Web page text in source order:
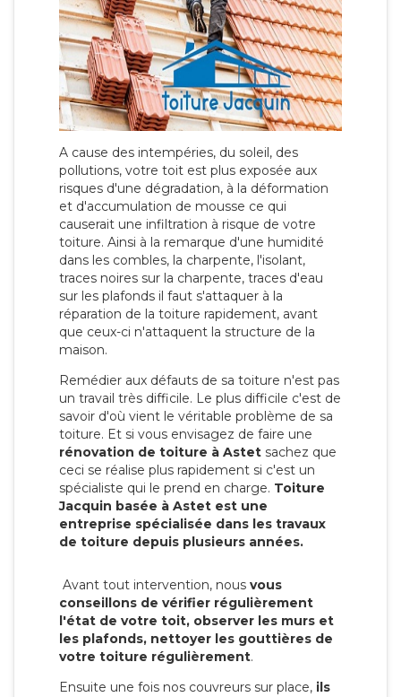
A cause des intempéries, du soleil, des
pollutions, votre toit est plus exposée aux
risques d'une dégradation, à la déformation
et d'accumulation de mousse ce qui
causerait une infiltration à risque de votre
toiture. Ainsi à la remarque d'une humidité
dans les combles, la charpente, l'isolant,
traces noires sur la charpente, traces d'eau
sur les plafonds il faut s'attaquer à la
réparation de la toiture rapidement, avant
que ceux-ci n'attaquent la structure de la
maison.
Remédier aux défauts de sa toiture n'est pas
un travail très difficile. Le plus difficile c'est de
savoir d'où vient le véritable problème de sa
toiture. Et si vous envisagez de faire une
rénovation de toiture à Astet sachez que
ceci se réalise plus rapidement si c'est un
spécialiste qui le prend en charge. Toiture
Jacquin basée à Astet est une
entreprise spécialisée dans les travaux
de toiture depuis plusieurs années.
Avant tout intervention, nous vous
conseillons de vérifier régulièrement
l'état de votre toit, observer les murs et
les plafonds, nettoyer les gouttières de
votre toiture régulièrement.
Ensuite une fois nos couvreurs sur place, ils